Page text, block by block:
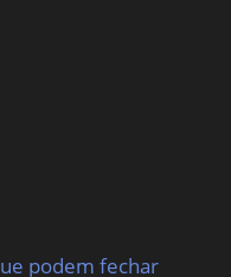
podem fechar